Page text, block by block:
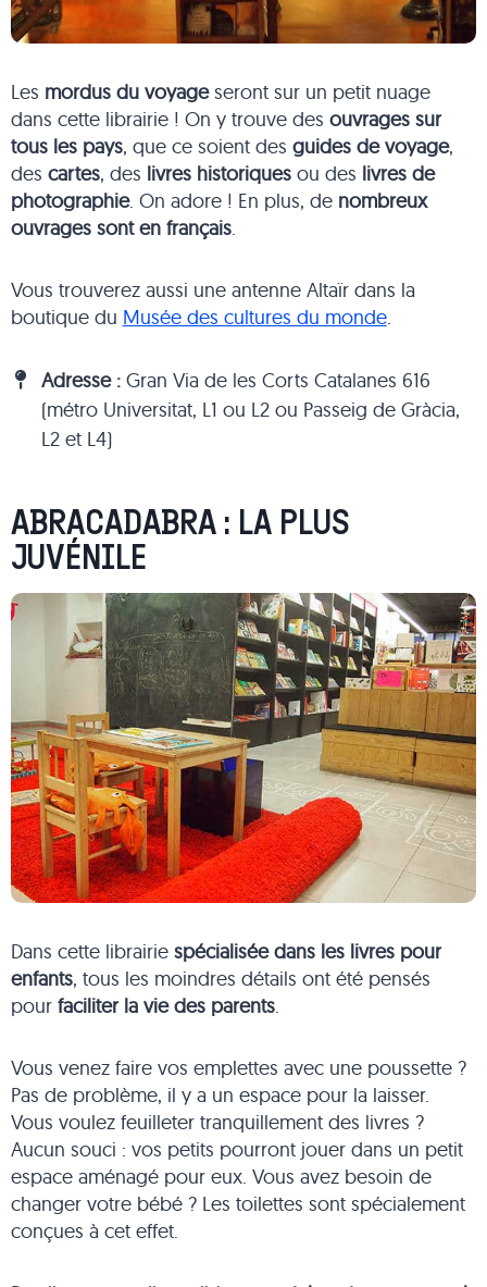
Les mordus du voyageseront sur un petit nuage
dans cette librairie ! On y trouve des ouvrages sur
tous les pays, que ce soient des guides de voyage,
des cartes, des livres historiquesou des livres de
photographie. On adore ! En plus, de nombreux
ouvrages sont en français.
Vous trouverez aussi une antenne Altaïr dans la
boutique du Musée des cultures du monde.
Adresse :Gran Via de les Corts Catalanes 616
(métro Universitat, L1 ou L2 ou Passeig de Gràcia,
L2 et L4)
ABRACADABRA : LA PLUS
JUVÉNILE
Dans cette librairie spécialisée dans les livres pour
enfants, tous les moindres détails ont été pensés
pour faciliter la vie des parents.
Vous venez faire vos emplettes avec une poussette ?
Pas de problème, il y a un espace pour la laisser.
Vous voulez feuilleter tranquillement des livres ?
Aucun souci : vos petits pourront jouer dans un petit
espace aménagé pour eux. Vous avez besoin de
changer votre bébé ? Les toilettes sont spécialement
conçues à cet effet.